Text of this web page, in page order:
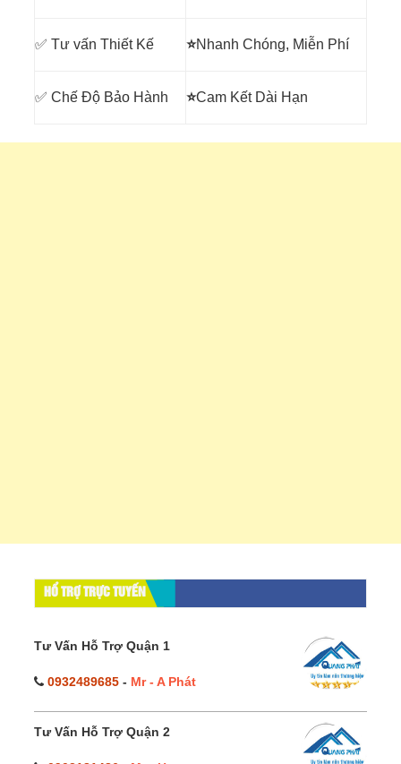
✅ Tư vấn Thiết Kế ⭐Nhanh Chóng, Miễn Phí
✅ Chế Độ Bảo Hành ⭐Cam Kết Dài Hạn
HỔ TRỢ TRỰC TUYẾN
Tư Vấn Hỗ Trợ Quận 1
0932489685 - Mr - A Phát
Tư Vấn Hỗ Trợ Quận 2